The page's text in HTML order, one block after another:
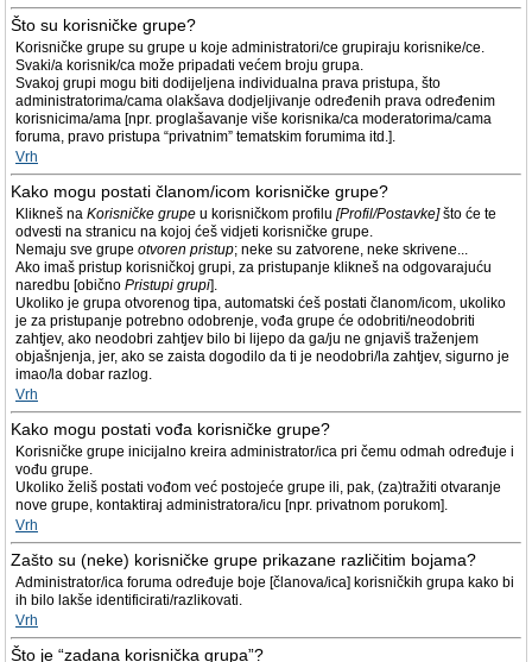
Što su korisničke grupe?
Korisničke grupe su grupe u koje administratori/ce grupiraju korisnike/ce.
Svaki/a korisnik/ca može pripadati većem broju grupa.
Svakoj grupi mogu biti dodijeljena individualna prava pristupa, što
administratorima/cama olakšava dodjeljivanje određenih prava određenim
korisnicima/ama [npr. proglašavanje više korisnika/ca moderatorima/cama
foruma, pravo pristupa “privatnim” tematskim forumima itd.].
Vrh
Kako mogu postati članom/icom korisničke grupe?
Klikneš na Korisničke grupe u korisničkom profilu [Profil/Postavke]što će te
odvesti na stranicu na kojoj ćeš vidjeti korisničke grupe.
Nemaju sve grupe otvoren pristup; neke su zatvorene, neke skrivene...
Ako imaš pristup korisničkoj grupi, za pristupanje klikneš na odgovarajuću
naredbu [obično Pristupi grupi].
Ukoliko je grupa otvorenog tipa, automatski ćeš postati članom/icom, ukoliko
je za pristupanje potrebno odobrenje, vođa grupe će odobriti/neodobriti
zahtjev, ako neodobri zahtjev bilo bi lijepo da ga/ju ne gnjaviš traženjem
objašnjenja, jer, ako se zaista dogodilo da ti je neodobri/la zahtjev, sigurno je
imao/la dobar razlog.
Vrh
Kako mogu postati vođa korisničke grupe?
Korisničke grupe inicijalno kreira administrator/ica pri čemu odmah određuje i
vođu grupe.
Ukoliko želiš postati vođom već postojeće grupe ili, pak, (za)tražiti otvaranje
nove grupe, kontaktiraj administratora/icu [npr. privatnom porukom].
Vrh
Zašto su (neke) korisničke grupe prikazane različitim bojama?
Administrator/ica foruma određuje boje [članova/ica] korisničkih grupa kako bi
ih bilo lakše identificirati/razlikovati.
Vrh
Što je “zadana korisnička grupa”?